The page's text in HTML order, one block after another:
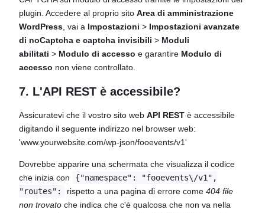
plugin. Accedere al proprio sito Area di amministrazione
WordPress , vai a Impostazioni > Impostazioni avanzate
di noCaptcha e captcha invisibili > Moduli
abilitati > Modulo di accesso e garantire Modulo di
accesso non viene controllato.
7. L'API REST è accessibile?
Assicuratevi che il vostro sito web API REST è accessibile
digitando il seguente indirizzo nel browser web:
'www.yourwebsite.com/wp-json/fooevents/v1'
Dovrebbe apparire una schermata che visualizza il codice
che inizia con
{"namespace": "fooevents\/v1",
"routes":
rispetto a una pagina di errore come 404 file
non trovato che indica che c'è qualcosa che non va nella